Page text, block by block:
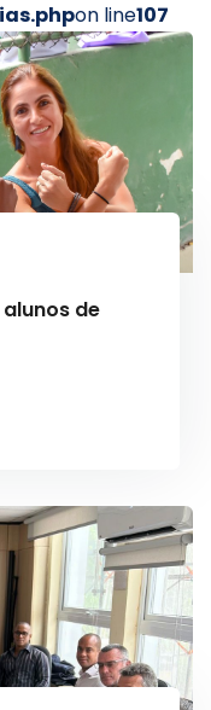
on line107
de